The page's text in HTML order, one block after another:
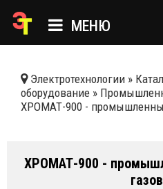
МЕНЮ
КАТАЛОГ
Электротехнологии »
оборудование »
ХРОМАТ-900 -
ХРОМАТ-900 -